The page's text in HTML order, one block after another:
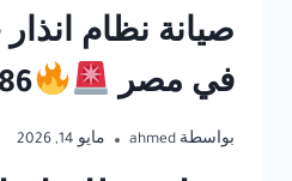
في مصر
بواسطة ahmed مايو 14, 2026